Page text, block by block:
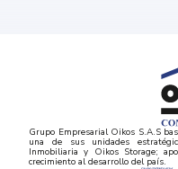
Grupo Empresarial Oikos S.A.S
una de sus unidades
Inmobiliaria y Oikos Storage;
crecimiento al desarrollo del país.